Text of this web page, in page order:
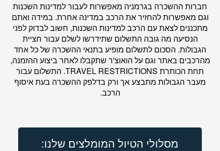
חברות ההשכרה בגרמניה מאפשרות לעבור למדינות השכנות
וגם מאפשרות להחזיר את הרכב במדינה אחרת. במידה ואתם
מתכננים לצאת עם הרכב למדינות השכנות, חשוב לבדוק לפני
הנסיעה מה גובה התשלום שתידרשו לשלם עבור חציית
הגבולות. הסכום לתשלום מופיע בתנאי ההשכרה של כל אחד
מהרכבים באתר וגם על הואוצ'ר שתקבלו לאחר ביצוע ההזמנה,
תחת הכותרת TRAVEL RESTRICTIONS. התשלום עבור
מעבר הגבולות מתבצע אך ורק בדלפק ההשכרה בעת איסוף
הרכב.
מסלולי הטיול המומלצים שלנו: